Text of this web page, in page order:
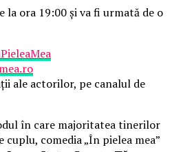
ora 19:00 și va fi urmată de o
ale actorilor, pe canalul de
în care majoritatea tinerilor
comedia „În pielea mea”